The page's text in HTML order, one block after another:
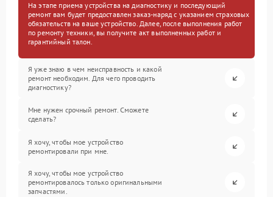
На этапе приема устройства на диагностику и последующий
ремонт вам будет предоставлен заказ-наряд с указанием страховых
обязательств на ваше устройство. Далее, после выполнения работ
по ремонту техники, вы получите акт выполненных работ и
гарантийный талон.
Я уже знаю в чем неисправность и какой
ремонт необходим. Для чего проводить
диагностику?
Мне нужен срочный ремонт. Сможете
сделать?
Я хочу, чтобы мое устройство
ремонтировали при мне.
Я хочу, чтобы мое устройство
ремонтировалось только оригинальными
запчастями.